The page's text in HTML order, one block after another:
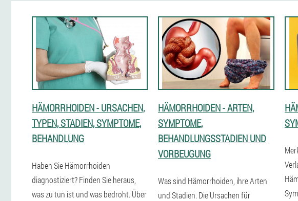
HÄMORRHOIDEN - URSACHEN,
TYPEN, STADIEN, SYMPTOME,
BEHANDLUNG
Haben Sie Hämorrhoiden
diagnostiziert? Finden Sie heraus,
was zu tun ist und was bedroht. Über
HÄMORRHOIDEN - ARTEN,
SYMPTOME,
BEHANDLUNGSSTADIEN UND
VORBEUGUNG
Was sind Hämorrhoiden, ihre Arten
und Stadien. Die Ursachen für